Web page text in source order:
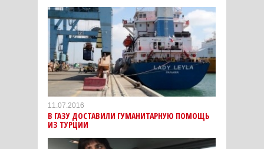
11.07.2016
В ГАЗУ ДОСТАВИЛИ ГУМАНИТАРНУЮ ПОМОЩЬ
ИЗ ТУРЦИИ